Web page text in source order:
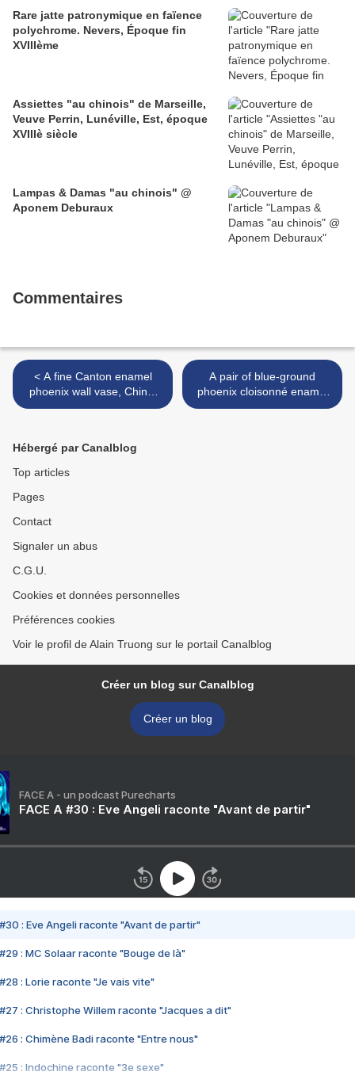
Rare jatte patronymique en faïence
polychrome. Nevers, Époque fin
XVIIIème
Assiettes "au chinois" de Marseille,
Veuve Perrin, Lunéville, Est, époque
XVIIIè siècle
Lampas & Damas "au chinois" @
Aponem Deburaux
Commentaires
< A fine Canton enamel
phoenix wall vase, China,
18th century
A pair of blue-ground
phoenix cloisonné enamel
vases, Japan, Meiji period >
Hébergé par Canalblog
Top articles
Pages
Contact
Signaler un abus
C.G.U.
Cookies et données personnelles
Préférences cookies
Voir le profil de Alain Truong sur le portail Canalblog
Créer un blog sur Canalblog
Créer un blog
FACE A - un podcast Purecharts
FACE A #30 : Eve Angeli raconte "Avant de partir"
#30 : Eve Angeli raconte "Avant de partir"
#29 : MC Solaar raconte "Bouge de là"
#28 : Lorie raconte "Je vais vite"
#27 : Christophe Willem raconte "Jacques a dit"
#26 : Chimène Badi raconte "Entre nous"
#25 : Indochine raconte "3e sexe"